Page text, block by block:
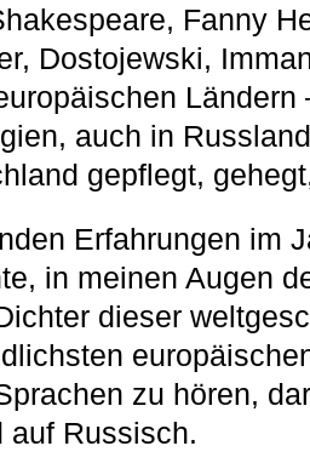
Fanny
Dostojewski,
auch in
gepflegt,
Erfahrungen im
in meinen Augen
dieser
zu hören,
auf Russisch.